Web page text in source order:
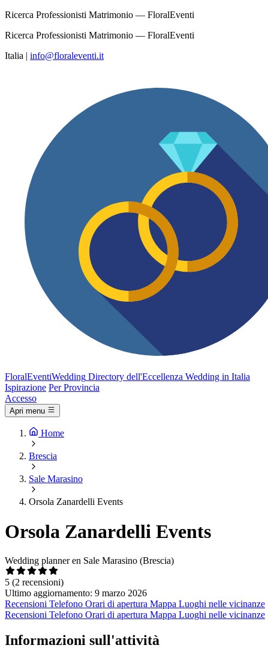
Ricerca Professionisti Matrimonio — FloralEventi
Ricerca Professionisti Matrimonio — FloralEventi
Italia | info@floraleventi.it
FloralEventiWedding Directory dell'Eccellenza Wedding in Italia
Ispirazione Per Provincia
Accesso
Apri menu
Home
Brescia
Sale Marasino
Orsola Zanardelli Events
Orsola Zanardelli Events
Wedding planner en Sale Marasino (Brescia)
5 (2 recensioni)
Ultimo aggiornamento: 9 marzo 2026
Recensioni Telefono Orari di apertura Mappa Luoghi nelle vicinanze
Recensioni Telefono Orari di apertura Mappa Luoghi nelle vicinanze
Informazioni sull'attività